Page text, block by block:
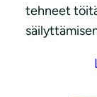
tehneet